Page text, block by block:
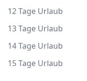
12 Tage Urlaub
13 Tage Urlaub
14 Tage Urlaub
15 Tage Urlaub